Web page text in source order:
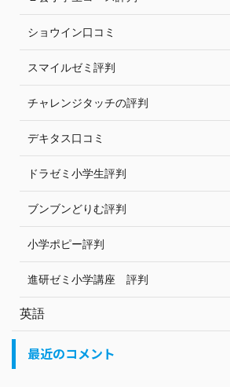
ショウイン口コミ
スマイルゼミ評判
チャレンジタッチの評判
デキタス口コミ
ドラゼミ小学生評判
ブンブンどりむ評判
小学ポピー評判
進研ゼミ小学講座 評判
英語
最近のコメント